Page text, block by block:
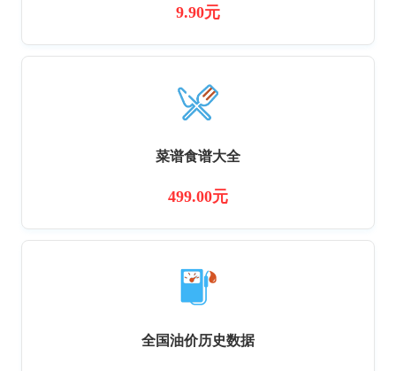
9.90元
菜谱食谱大全
499.00元
全国油价历史数据